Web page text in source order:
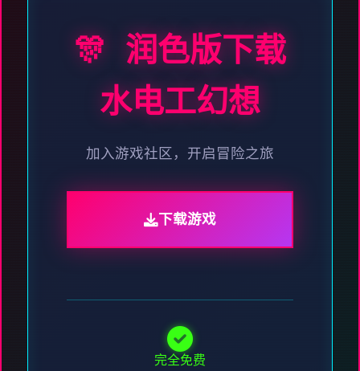
🎊 润色版下载
水电工幻想
加入游戏社区，开启冒险之旅
下载游戏
完全免费